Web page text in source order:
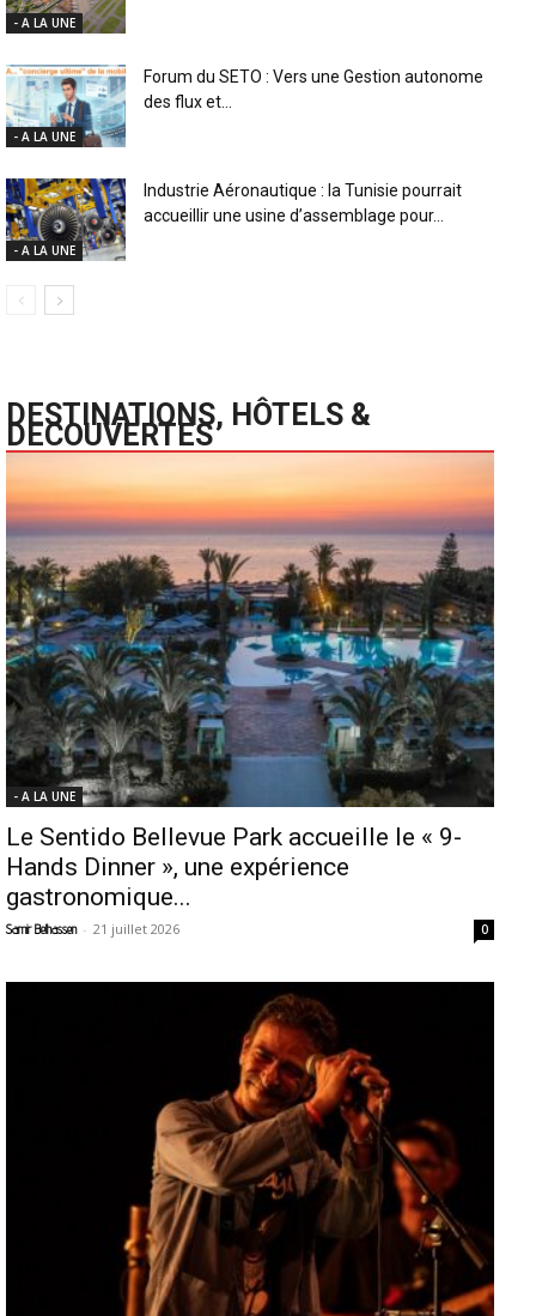
- A LA UNE
- A LA UNE
Forum du SETO : Vers une Gestion autonome
des flux et...
- A LA UNE
Industrie Aéronautique : la Tunisie pourrait
accueillir une usine d’assemblage pour...
DESTINATIONS, HÔTELS &
DECOUVERTES
- A LA UNE
Le Sentido Bellevue Park accueille le « 9-
Hands Dinner », une expérience
gastronomique...
Samir Belhassen - 21 juillet 2026 0